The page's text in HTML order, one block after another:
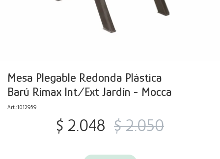
Mesa Plegable Redonda Plástica
Barú Rimax Int/Ext Jardín - Mocca
1012959
$ 2.048 $ 2.050